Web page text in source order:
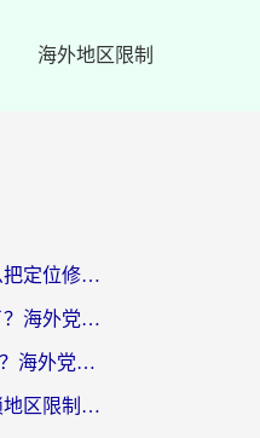
海外地区限制
在意大利用小红书怎么把定位修改到中国国内？3个实用技巧+1个靠谱工具帮你搞定
咪咕体育在香港用不了？海外党必看的回国加速器选择指南（附3个真实场景解决方案）
网易云ip怎么改成中国？海外党听音乐听书的无痛解决方案
海外党必看：汽水解锁地区限制怎么解除？3招解决国内影音&生活服务难题